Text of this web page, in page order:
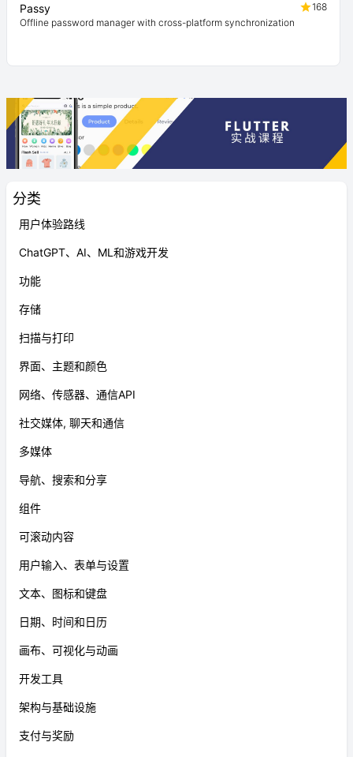
分类
用户体验路线
ChatGPT、AI、ML和游戏开发
功能
存储
扫描与打印
界面、主题和颜色
网络、传感器、通信API
社交媒体, 聊天和通信
多媒体
导航、搜索和分享
组件
可滚动内容
用户输入、表单与设置
文本、图标和键盘
日期、时间和日历
画布、可视化与动画
开发工具
架构与基础设施
支付与奖励
Passy
168
Offline password manager with cross-platform synchronization